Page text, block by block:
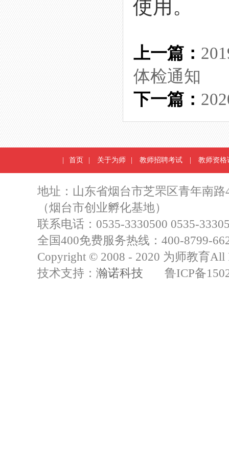
使用。
上一篇：
体检通知
下一篇：
首页 关于为师 教师招聘考试 教师资格
地址：山东省烟台市芝罘区青年南路
（烟台市创业孵化基地）
联系电话：0535-3330500 0535-
全国400免费服务热线：400-8799-
Copyright © 2008 - 2020 为师教育All
技术支持： 瀚诺科技 鲁ICP备